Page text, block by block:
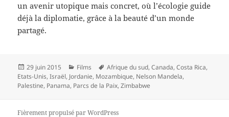
un avenir utopique mais concret, où l’écologie guide
déjà la diplomatie, grâce à la beauté d’un monde
partagé.
Publié
le
29 juin 2015 Catégories
Films
Mots-
clés
Afrique du sud,Canada,Costa Rica,
Etats-Unis,Israël, Jordanie, Mozambique, Nelson Mandela,
Palestine, Panama, Parcs de la Paix,Zimbabwe
Fièrement propulsé par WordPress